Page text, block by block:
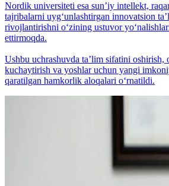
Nordik universiteti esa sunʼiy intellekt,
tajribalarni uyg‘unlashtirgan innovatsion
rivojlantirishni o‘zining ustuvor
ettirmoqda.
Ushbu uchrashuvda taʼlim sifatini oshirish,
kuchaytirish va yoshlar uchun yangi
qaratilgan hamkorlik aloqalari o‘rnatildi.